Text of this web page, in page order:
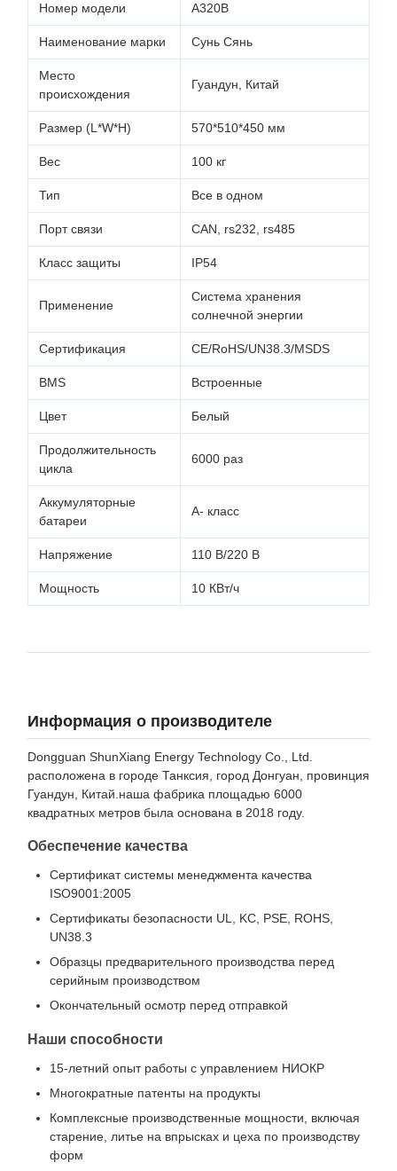
Номер модели A320B
Наименование марки Сунь Сянь
Место
происхождения
Гуандун, Китай
Размер (L*W*H) 570*510*450 мм
Вес 100 кг
Тип Все в одном
Порт связи CAN, rs232, rs485
Класс защиты IP54
Применение
Система хранения
солнечной энергии
Сертификация CE/RoHS/UN38.3/MSDS
BMS Встроенные
Цвет Белый
Продолжительность
цикла
6000 раз
Аккумуляторные
батареи
А- класс
Напряжение 110 В/220 В
Мощность 10 КВт/ч
Информация о производителе
Dongguan ShunXiang Energy Technology Co., Ltd.
расположена в городе Танксия, город Донгуан, провинция
Гуандун, Китай.наша фабрика площадью 6000
квадратных метров была основана в 2018 году.
Обеспечение качества
Сертификат системы менеджмента качества
ISO9001:2005
Сертификаты безопасности UL, KC, PSE, ROHS,
UN38.3
Образцы предварительного производства перед
серийным производством
Окончательный осмотр перед отправкой
Наши способности
15-летний опыт работы с управлением НИОКР
Многократные патенты на продукты
Комплексные производственные мощности, включая
старение, литье на впрысках и цеха по производству
форм